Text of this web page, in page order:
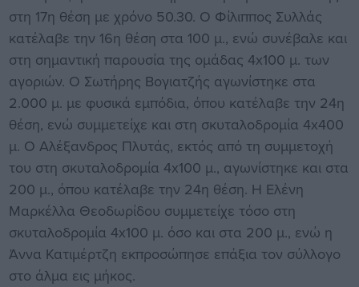
στη 17η θέση με χρόνο 50.30. Ο Φίλιππος Συλλάς
κατέλαβε την 16η θέση στα 100 μ., ενώ συνέβαλε και
στη σημαντική παρουσία της ομάδας 4x100 μ. των
αγοριών. Ο Σωτήρης Βογιατζής αγωνίστηκε στα
2.000 μ. με φυσικά εμπόδια, όπου κατέλαβε την 24η
θέση, ενώ συμμετείχε και στη σκυταλοδρομία 4x400
μ. Ο Αλέξανδρος Πλυτάς, εκτός από τη συμμετοχή
του στη σκυταλοδρομία 4x100 μ., αγωνίστηκε και στα
200 μ., όπου κατέλαβε την 24η θέση. Η Ελένη
Μαρκέλλα Θεοδωρίδου συμμετείχε τόσο στη
σκυταλοδρομία 4x100 μ. όσο και στα 200 μ., ενώ η
Άννα Κατιμέρτζη εκπροσώπησε επάξια τον σύλλογο
στο άλμα εις μήκος.